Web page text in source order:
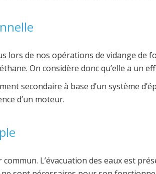
de nos opérations de vidange de
On considère donc qu’elle a un
secondaire à base d’un système
d’un moteur.
L’évacuation des eaux est